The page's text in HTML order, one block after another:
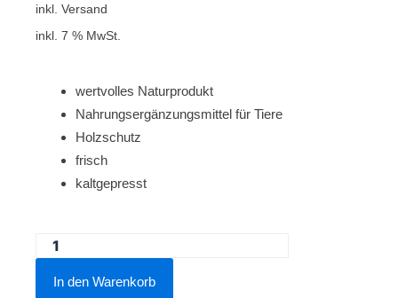
inkl. Versand
inkl. 7 % MwSt.
wertvolles Naturprodukt
Nahrungsergänzungsmittel für Tiere
Holzschutz
frisch
kaltgepresst
Leinöl
1000In den Warenkorb